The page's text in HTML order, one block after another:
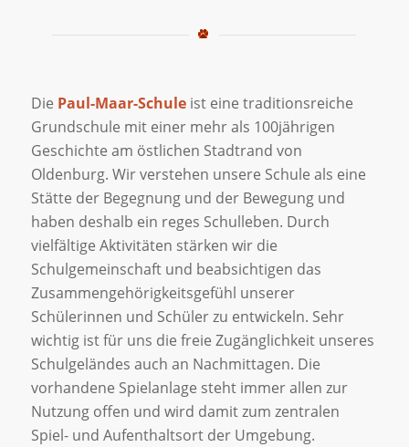
Die Paul-Maar-Schuleist eine traditionsreiche
Grundschule mit einer mehr als 100jährigen
Geschichte am östlichen Stadtrand von
Oldenburg. Wir verstehen unsere Schule als eine
Stätte der Begegnung und der Bewegung und
haben deshalb ein reges Schulleben. Durch
vielfältige Aktivitäten stärken wir die
Schulgemeinschaft und beabsichtigen das
Zusammengehörigkeitsgefühl unserer
Schülerinnen und Schüler zu entwickeln. Sehr
wichtig ist für uns die freie Zugänglichkeit unseres
Schulgeländes auch an Nachmittagen. Die
vorhandene Spielanlage steht immer allen zur
Nutzung offen und wird damit zum zentralen
Spiel- und Aufenthaltsort der Umgebung.